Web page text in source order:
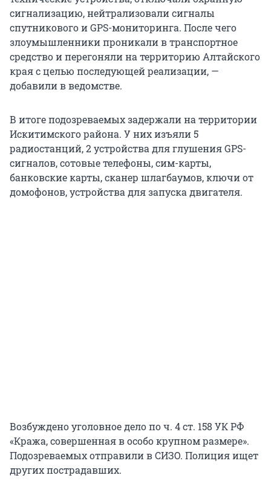
сигнализацию, нейтрализовали сигналы
спутникового и GPS-мониторинга. После чего
злоумышленники проникали в транспортное
средство и перегоняли на территорию Алтайского
края с целью последующей реализации, —
добавили в ведомстве.
В итоге подозреваемых задержали на территории
Искитимского района. У них изъяли 5
радиостанций, 2 устройства для глушения GPS-
сигналов, сотовые телефоны, сим-карты,
банковские карты, сканер шлагбаумов, ключи от
домофонов, устройства для запуска двигателя.
Возбуждено уголовное дело по ч. 4 ст. 158 УК РФ
«Кража, совершенная в особо крупном размере».
Подозреваемых отправили в СИЗО. Полиция ищет
других пострадавших.